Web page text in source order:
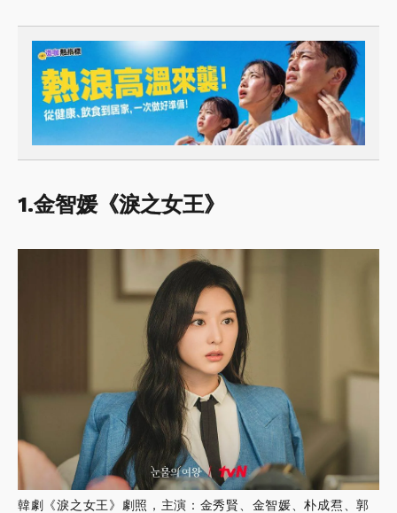
1.金智媛《淚之女王》
韓劇《淚之女王》劇照，主演：金秀賢、金智媛、朴成焄、郭